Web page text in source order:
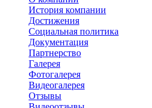
История компании
Достижения
Социальная политика
Документация
Партнерство
Галерея
Фотогалерея
Видеогалерея
Отзывы